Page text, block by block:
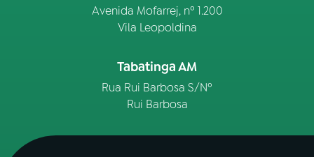
Avenida Mofarrej, nº 1.200
Vila Leopoldina
Tabatinga AM
Rua Rui Barbosa S/Nº
Rui Barbosa